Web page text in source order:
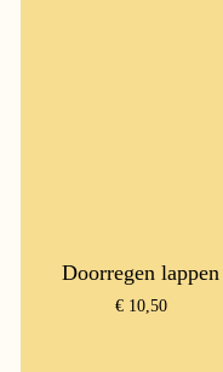
Doorregen lappen
€10,50